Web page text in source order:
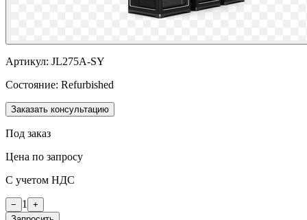
Артикул: JL275A-SY
Состояние: Refurbished
Заказать консультацию
Под заказ
Цена по запросу
С учетом НДС
− 1
+